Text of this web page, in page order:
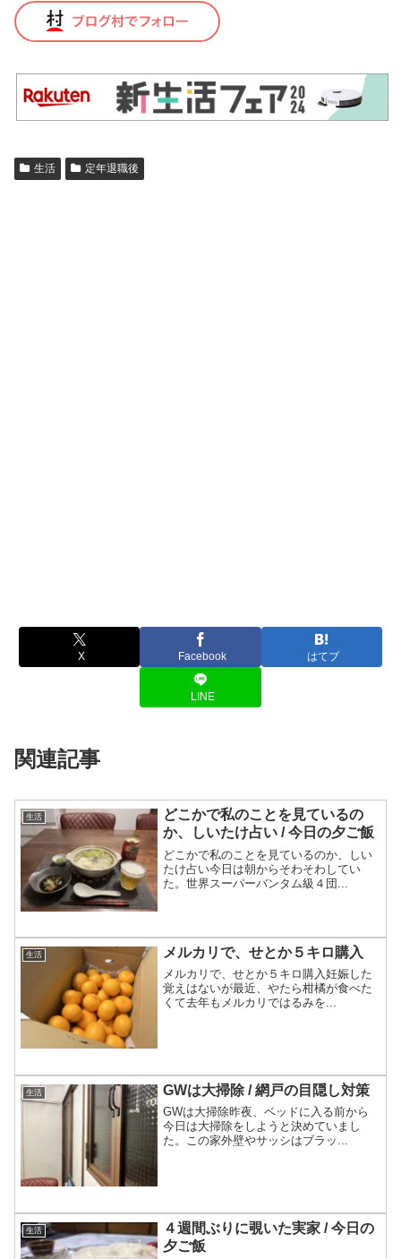
生活 定年退職後
X Facebook はてブ
LINE
関連記事
生活
どこかで私のことを見ているの
か、しいたけ占い / 今日の夕ご飯
どこかで私のことを見ているのか、しい
たけ占い今日は朝からそわそわしてい
た。世界スーパーバンタム級４団...
生活 メルカリで、せとか５キロ購入
メルカリで、せとか５キロ購入妊娠した
覚えはないが最近、やたら柑橘が食べた
くて去年もメルカリではるみを...
生活 GWは大掃除 / 網戸の目隠し対策
GWは大掃除昨夜、ベッドに入る前から
今日は大掃除をしようと決めていまし
た。この家外壁やサッシはブラッ...
生活
４週間ぶりに覗いた実家 / 今日の
夕ご飯